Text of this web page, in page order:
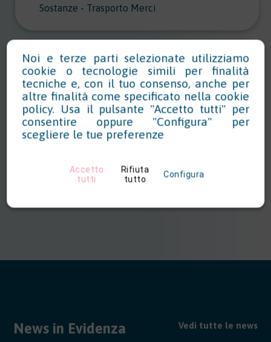
Sostanze - Trasporto Merci
Sostenibilita
Sostenibilità
Trasporti
Trasporti
News in Evidenza Vedi tutte le news
Noi e terze parti selezionate utilizziamo
cookie o tecnologie simili per finalità
tecniche e, con il tuo consenso, anche per
altre finalità come specificato nella cookie
policy. Usa il pulsante "Accetto tutti" per
consentire oppure "Configura" per
scegliere le tue preferenze
Accetto
tutti
Rifiuta
tutto
Configura